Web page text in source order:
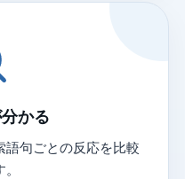
かる
語句ごとの反応を比較